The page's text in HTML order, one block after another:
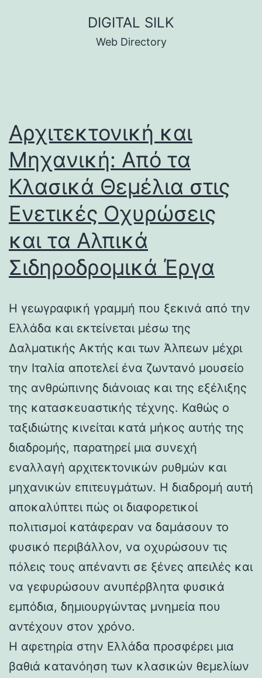
DIGITAL SILK
Web Directory
Αρχιτεκτονική και
Μηχανική: Από τα
Κλασικά Θεμέλια στις
Ενετικές Οχυρώσεις
και τα Αλπικά
Σιδηροδρομικά Έργα
Η γεωγραφική γραμμή που ξεκινά από την
Ελλάδα και εκτείνεται μέσω της
Δαλματικής Ακτής και των Άλπεων μέχρι
την Ιταλία αποτελεί ένα ζωντανό μουσείο
της ανθρώπινης διάνοιας και της εξέλιξης
της κατασκευαστικής τέχνης. Καθώς ο
ταξιδιώτης κινείται κατά μήκος αυτής της
διαδρομής, παρατηρεί μια συνεχή
εναλλαγή αρχιτεκτονικών ρυθμών και
μηχανικών επιτευγμάτων. Η διαδρομή αυτή
αποκαλύπτει πώς οι διαφορετικοί
πολιτισμοί κατάφεραν να δαμάσουν το
φυσικό περιβάλλον, να οχυρώσουν τις
πόλεις τους απέναντι σε ξένες απειλές και
να γεφυρώσουν ανυπέρβλητα φυσικά
εμπόδια, δημιουργώντας μνημεία που
αντέχουν στον χρόνο.
Η αφετηρία στην Ελλάδα προσφέρει μια
βαθιά κατανόηση των κλασικών θεμελίων